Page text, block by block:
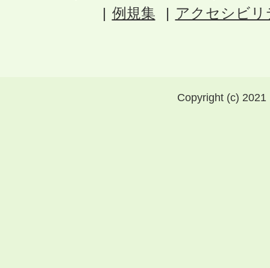
例規集
アクセシビ
Copyright (c)